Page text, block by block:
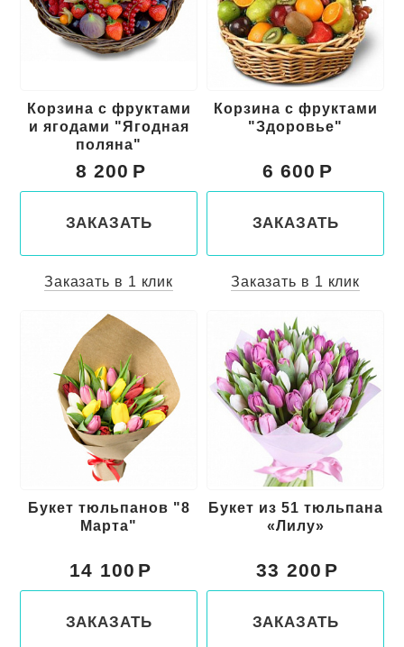
Корзина с фруктами
и ягодами "Ягодная
поляна"
8 200
ЗАКАЗАТЬ
Заказать в 1 клик
Корзина с фруктами
"Здоровье"
6 600
ЗАКАЗАТЬ
Заказать в 1 клик
Букет тюльпанов "8
Марта"
14 100
ЗАКАЗАТЬ
Букет из 51 тюльпана
«Лилу»
33 200
ЗАКАЗАТЬ